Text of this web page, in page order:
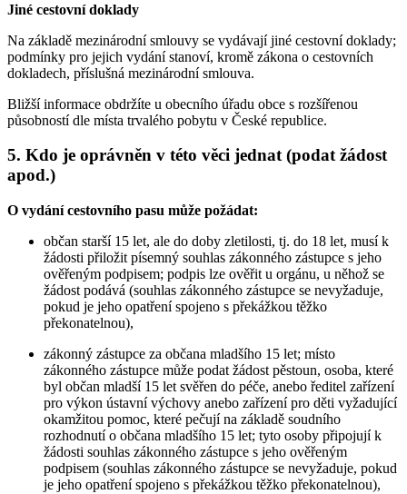
Jiné cestovní doklady
Na základě mezinárodní smlouvy se vydávají jiné cestovní doklady;
podmínky pro jejich vydání stanoví, kromě zákona o cestovních
dokladech, příslušná mezinárodní smlouva.
Bližší informace obdržíte u obecního úřadu obce s rozšířenou
působností dle místa trvalého pobytu v České republice.
5. Kdo je oprávněn v této věci jednat (podat žádost
apod.)
O vydání cestovního pasu může požádat:
občan starší 15 let, ale do doby zletilosti, tj. do 18 let, musí k
žádosti přiložit písemný souhlas zákonného zástupce s jeho
ověřeným podpisem; podpis lze ověřit u orgánu, u něhož se
žádost podává (souhlas zákonného zástupce se nevyžaduje,
pokud je jeho opatření spojeno s překážkou těžko
překonatelnou),
zákonný zástupce za občana mladšího 15 let; místo
zákonného zástupce může podat žádost pěstoun, osoba, které
byl občan mladší 15 let svěřen do péče, anebo ředitel zařízení
pro výkon ústavní výchovy anebo zařízení pro děti vyžadující
okamžitou pomoc, které pečují na základě soudního
rozhodnutí o občana mladšího 15 let; tyto osoby připojují k
žádosti souhlas zákonného zástupce s jeho ověřeným
podpisem (souhlas zákonného zástupce se nevyžaduje, pokud
je jeho opatření spojeno s překážkou těžko překonatelnou),